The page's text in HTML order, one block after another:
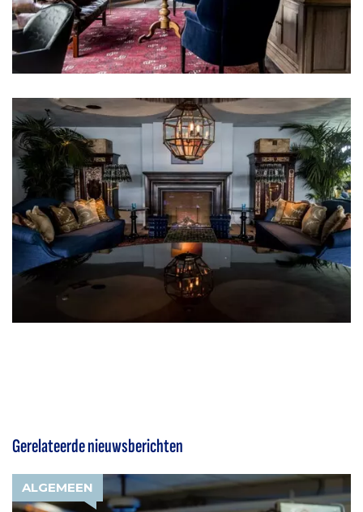
Gerelateerde nieuwsberichten
ALGEMEEN